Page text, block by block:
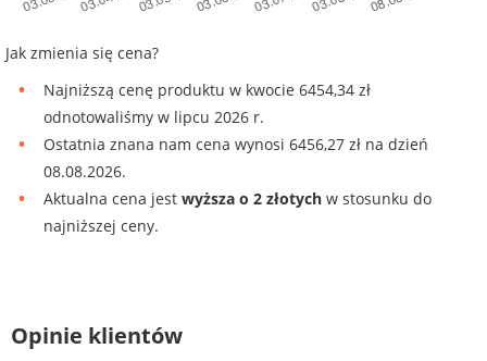
Jak zmienia się cena?
Najniższą cenę produktu w kwocie 6454,34 zł
odnotowaliśmy w lipcu 2026 r.
Ostatnia znana nam cena wynosi 6456,27 zł na dzień
08.08.2026.
Aktualna cena jest wyższa o 2 złotych w stosunku do
najniższej ceny.
Opinie klientów